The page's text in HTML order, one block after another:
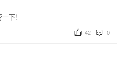
下！
42 0